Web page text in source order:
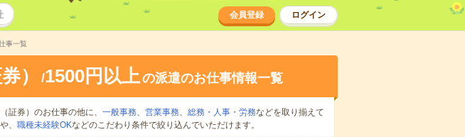
会員登録 ログイン
事一覧
） /1500円以上の派遣のお仕事情報一覧
証券）のお仕事の他に、 一般事務、 営業事務、 総務・人事・労務などを取り揃えて
、 職種未経験OKなどのこだわり条件で絞り込んでいただけます。